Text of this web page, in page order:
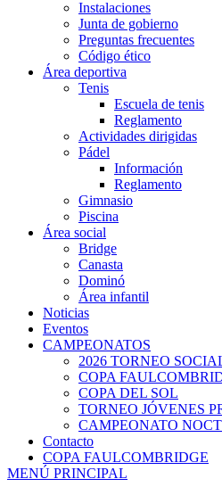
Instalaciones
Junta de gobierno
Preguntas frecuentes
Código ético
Área deportiva
Tenis
Escuela de tenis
Reglamento
Actividades dirigidas
Pádel
Información
Reglamento
Gimnasio
Piscina
Área social
Bridge
Canasta
Dominó
Área infantil
Noticias
Eventos
CAMPEONATOS
2026 TORNEO
COPA
COPA DEL SOL
TORNEO JÓVENES
CAMPEONATO
Contacto
COPA FAULCOMBRIDGE
MENÚ PRINCIPAL